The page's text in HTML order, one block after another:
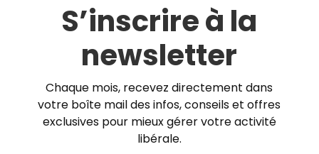
S’inscrire à la
newsletter
Chaque mois, recevez directement dans
votre boîte mail des infos, conseils et offres
exclusives pour mieux gérer votre activité
libérale.